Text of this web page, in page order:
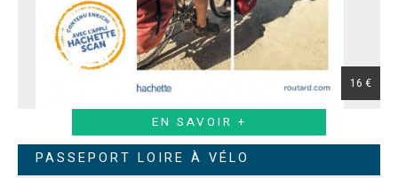
EN SAVOIR +
16 €
PASSEPORT LOIRE À VÉLO